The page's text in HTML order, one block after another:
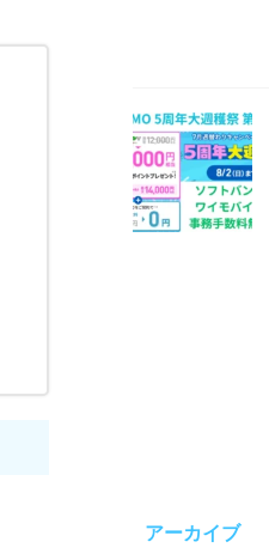
アーカイブ